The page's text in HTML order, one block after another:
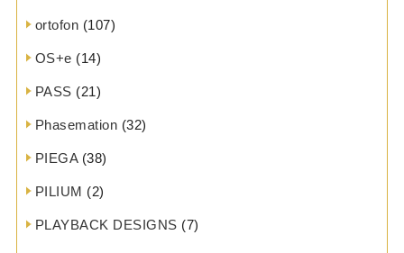
ortofon (107)
OS+e (14)
PASS (21)
Phasemation (32)
PIEGA(38)
PILIUM (2)
PLAYBACK DESIGNS (7)